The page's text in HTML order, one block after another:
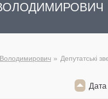
Депутатські
Дата